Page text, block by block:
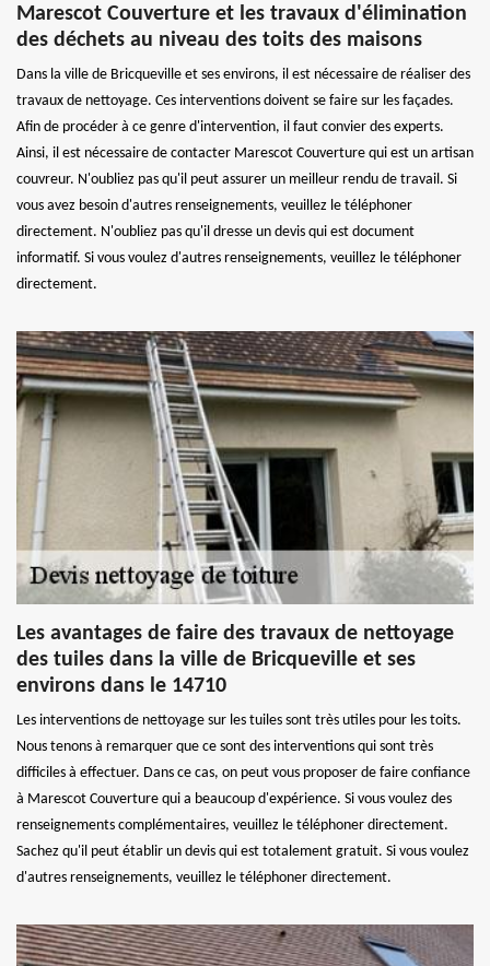
Marescot Couverture et les travaux d'élimination
des déchets au niveau des toits des maisons
Dans la ville de Bricqueville et ses environs, il est nécessaire de réaliser des
travaux de nettoyage. Ces interventions doivent se faire sur les façades.
Afin de procéder à ce genre d'intervention, il faut convier des experts.
Ainsi, il est nécessaire de contacter Marescot Couverture qui est un artisan
couvreur. N'oubliez pas qu'il peut assurer un meilleur rendu de travail. Si
vous avez besoin d'autres renseignements, veuillez le téléphoner
directement. N'oubliez pas qu'il dresse un devis qui est document
informatif. Si vous voulez d'autres renseignements, veuillez le téléphoner
directement.
Les avantages de faire des travaux de nettoyage
des tuiles dans la ville de Bricqueville et ses
environs dans le 14710
Les interventions de nettoyage sur les tuiles sont très utiles pour les toits.
Nous tenons à remarquer que ce sont des interventions qui sont très
difficiles à effectuer. Dans ce cas, on peut vous proposer de faire confiance
à Marescot Couverture qui a beaucoup d'expérience. Si vous voulez des
renseignements complémentaires, veuillez le téléphoner directement.
Sachez qu'il peut établir un devis qui est totalement gratuit. Si vous voulez
d'autres renseignements, veuillez le téléphoner directement.